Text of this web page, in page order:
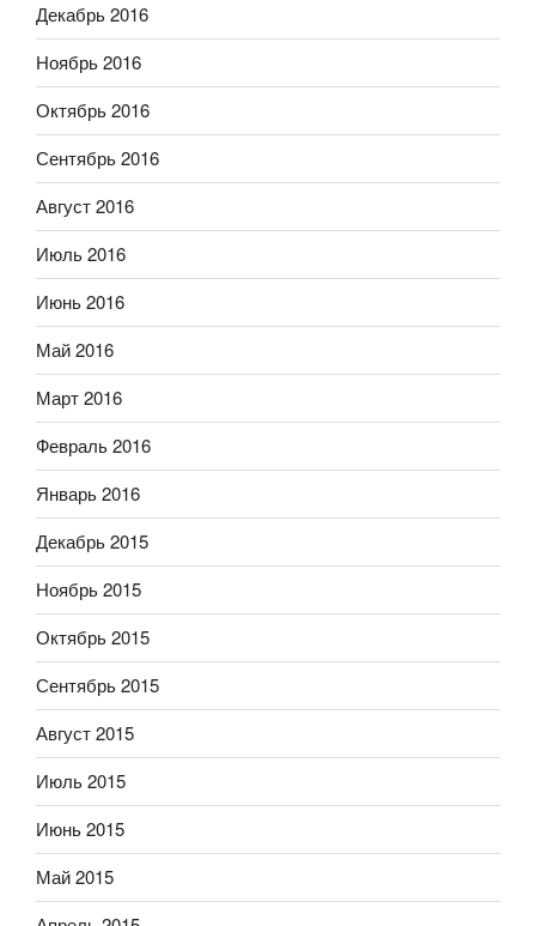
Декабрь 2016
Ноябрь 2016
Октябрь 2016
Сентябрь 2016
Август 2016
Июль 2016
Июнь 2016
Май 2016
Март 2016
Февраль 2016
Январь 2016
Декабрь 2015
Ноябрь 2015
Октябрь 2015
Сентябрь 2015
Август 2015
Июль 2015
Июнь 2015
Май 2015